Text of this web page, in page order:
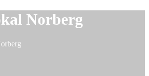
Norberg